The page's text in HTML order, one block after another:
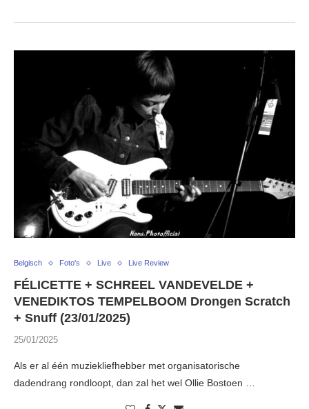
Belgisch Foto's Live Live Review
FÉLICETTE + SCHREEL VANDEVELDE +
VENEDIKTOS TEMPELBOOM Drongen Scratch
+ Snuff (23/01/2025)
25/01/2025
Als er al één muziekliefhebber met organisatorische
dadendrang rondloopt, dan zal het wel Ollie Bostoen …